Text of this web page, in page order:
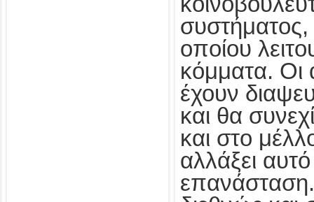
συστήματος,
οποίου
κόμματα. Οι
έχουν
και θα
και στο
αλλάξει